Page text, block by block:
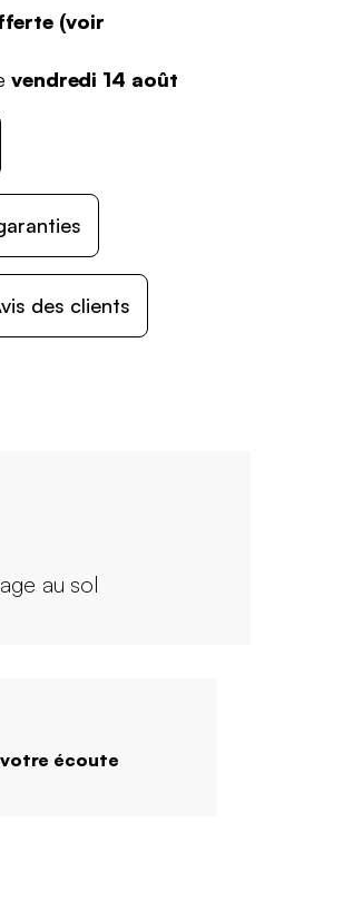
(voir
vendredi 14 août
des clients
au sol
votre écoute